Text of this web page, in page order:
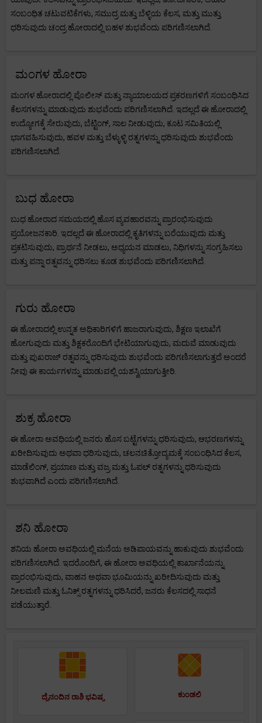
ಸಂಬಂಧಿತ ಚಟುವಟಿಕೆಗಳು, ಸಮುದ್ರ ಮತ್ತು ಬೆಳ್ಳಿಯ ಕೆಲಸ, ಮತ್ತು ಮುತ್ತು
ಧರಿಸುವುದು ಚಂದ್ರ ಹೋರಾದಲ್ಲಿ ಬಹಳ ಶುಭವೆಂದು ಪರಿಗಣಿಸಲಾಗಿದೆ.
ಮಂಗಳ ಹೋರಾ
ಮಂಗಳ ಹೋರಾದಲ್ಲಿ ಪೊಲೀಸ್ ಮತ್ತು ನ್ಯಾಯಾಲಯದ ಪ್ರಕರಣಗಳಿಗೆ ಸಂಬಂಧಿಸಿದ
ಕೆಲಸಗಳನ್ನು ಮಾಡುವುದು ಶುಭವೆಂದು ಪರಿಗಣಿಸಲಾಗಿದೆ. ಇದಲ್ಲದೆ ಈ ಹೋರಾದಲ್ಲಿ
ಉದ್ಯೋಗಕ್ಕೆ ಸೇರುವುದು, ಬೆಟ್ಟಿಂಗ್, ಸಾಲ ನೀಡುವುದು, ಕೂಟ ಸಮಿತಿಯಲ್ಲಿ
ಭಾಗವಹಿಸುವುದು, ಹವಳ ಮತ್ತು ಬೆಳ್ಳುಳ್ಳಿ ರತ್ನಗಳನ್ನು ಧರಿಸುವುದು ಶುಭವೆಂದು
ಪರಿಗಣಿಸಲಾಗಿದೆ.
ಬುಧ ಹೋರಾ
ಬುಧ ಹೋರಾದ ಸಮಯದಲ್ಲಿ ಹೊಸ ವ್ಯವಹಾರವನ್ನು ಪ್ರಾರಂಭಿಸುವುದು
ಪ್ರಯೋಜನಕಾರಿ. ಇದಲ್ಲದೆ ಈ ಹೋರಾದಲ್ಲಿ ಕೃತಿಗಳನ್ನು ಬರೆಯುವುದು ಮತ್ತು
ಪ್ರಕಟಿಸುವುದು, ಪ್ರಾರ್ಥನೆ ನೀಡಲು, ಅಧ್ಯಯನ ಮಾಡಲು, ನಿಧಿಗಳನ್ನು ಸಂಗ್ರಹಿಸಲು
ಮತ್ತು ಪನ್ನಾ ರತ್ನವನ್ನು ಧರಿಸಲು ಕೂಡ ಶುಭವೆಂದು ಪರಿಗಣಿಸಲಾಗಿದೆ.
ಗುರು ಹೋರಾ
ಈ ಹೋರಾದಲ್ಲಿ ಉನ್ನತ ಅಧಿಕಾರಿಗಳಿಗೆ ಹಾಜರಾಗುವುದು, ಶಿಕ್ಷಣ ಇಲಾಖೆಗೆ
ಹೋಗುವುದು ಮತ್ತು ಶಿಕ್ಷಕರೊಂದಿಗೆ ಭೇಟಿಯಾಗುವುದು, ಮದುವೆ ಮಾಡುವುದು
ಮತ್ತು ಪುಖರಾಜ್ ರತ್ನವನ್ನು ಧರಿಸುವುದು ಶುಭವೆಂದು ಪರಿಗಣಿಸಲಾಗುತ್ತದೆ ಅಂದರೆ
ನೀವು ಈ ಕಾರ್ಯಗಳನ್ನು ಮಾಡುವಲ್ಲಿ ಯಶಸ್ವಿಯಾಗುತ್ತೀರಿ.
ಶುಕ್ರ ಹೋರಾ
ಈ ಹೋರಾ ಅವಧಿಯಲ್ಲಿ ಜನರು ಹೊಸ ಬಟ್ಟೆಗಳನ್ನು ಧರಿಸುವುದು, ಆಭರಣಗಳನ್ನು
ಖರೀದಿಸುವುದು ಅಥವಾ ಧರಿಸುವುದು, ಚಲನಚಿತ್ರೋದ್ಯಮಕ್ಕೆ ಸಂಬಂಧಿಸಿದ ಕೆಲಸ,
ಮಾಡೆಲಿಂಗ್, ಪ್ರಯಾಣ ಮತ್ತು ವಜ್ರ ಮತ್ತು ಓಪಲ್ ರತ್ನಗಳನ್ನು ಧರಿಸುವುದು
ಶುಭವಾಗಿದೆ ಎಂದು ಪರಿಗಣಿಸಲಾಗಿದೆ.
ಶನಿ ಹೋರಾ
ಶನಿಯ ಹೋರಾ ಅವಧಿಯಲ್ಲಿ ಮನೆಯ ಅಡಿಪಾಯವನ್ನು ಹಾಕುವುದು ಶುಭವೆಂದು
ಪರಿಗಣಿಸಲಾಗಿದೆ. ಇದರೊಂದಿಗೆ, ಈ ಹೋರಾ ಅವಧಿಯಲ್ಲಿ ಕಾರ್ಖಾನೆಯನ್ನು
ಪ್ರಾರಂಭಿಸುವುದು, ವಾಹನ ಅಥವಾ ಭೂಮಿಯನ್ನು ಖರೀದಿಸುವುದು ಮತ್ತು
ನೀಲಮಣಿ ಮತ್ತು ಓನಿಕ್ಸ್ ರತ್ನಗಳನ್ನು ಧರಿಸಿದರೆ, ಜನರು ಕೆಲಸದಲ್ಲಿ ಸಾಧನೆ
ಪಡೆಯುತ್ತಾರೆ.
ದೈನಂದಿನ ರಾಶಿ ಭವಿಷ್ಯ ಕುಂಡಲಿ